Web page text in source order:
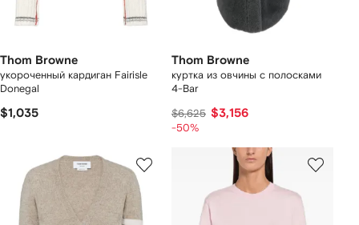
Thom Browne
укороченный кардиган Fairisle
Donegal
$1,035
Thom Browne
куртка из овчины с полосками
4-Bar
$6,625 $3,156
-50%